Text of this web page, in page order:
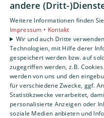
Gewerbekunden
Karriere
Unternehmen
Kontakt
andere (Dritt-
Weitere Informationen finden
Impressum • Kontakt
Wir und auch Dritte
Technologien, mit Hilfe derer
gespeichert werden bzw. auf
zugegriffen werden, z.B.
werden von uns und den
für verschiedene Zwecke, ggf.
Statistikzwecke verarbeitet,
personalisierte Anzeigen oder
soziale Medien anbieten und